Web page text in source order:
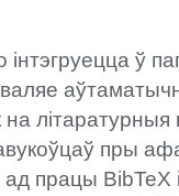
інтэгруецца ў
пры
працы BibTeX